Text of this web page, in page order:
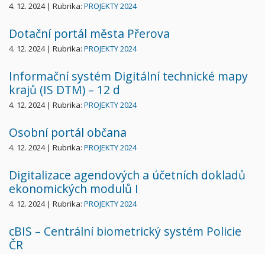
4. 12. 2024 | Rubrika: PROJEKTY 2024
Dotační portál města Přerova
4. 12. 2024 | Rubrika: PROJEKTY 2024
Informační systém Digitální technické mapy
krajů (IS DTM) – 12 d
4. 12. 2024 | Rubrika: PROJEKTY 2024
Osobní portál občana
4. 12. 2024 | Rubrika: PROJEKTY 2024
Digitalizace agendových a účetních dokladů
ekonomických modulů I
4. 12. 2024 | Rubrika: PROJEKTY 2024
cBIS – Centrální biometrický systém Policie
ČR